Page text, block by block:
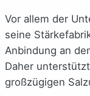
Vor allem der
seine
Anbindung an
Daher
großzügigen